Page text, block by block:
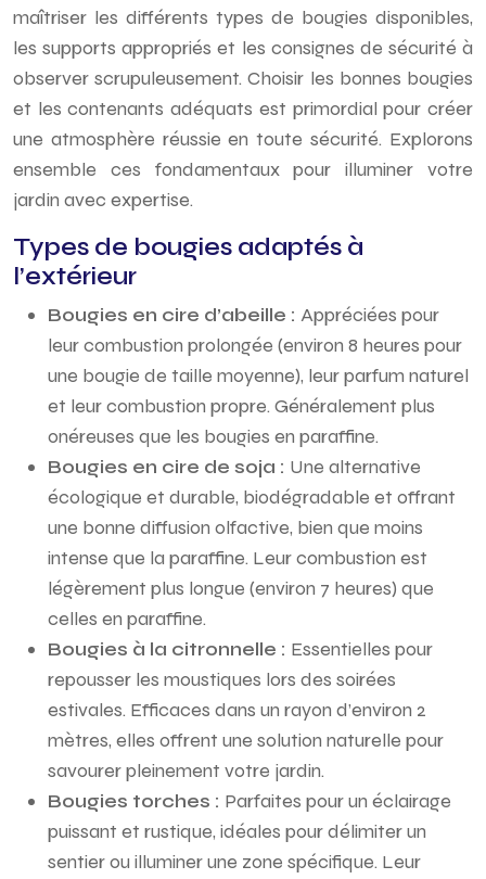
maîtriser les différents types de bougies disponibles,
les supports appropriés et les consignes de sécurité à
observer scrupuleusement. Choisir les bonnes bougies
et les contenants adéquats est primordial pour créer
une atmosphère réussie en toute sécurité. Explorons
ensemble ces fondamentaux pour illuminer votre
jardin avec expertise.
Types de bougies adaptés à
l’extérieur
Bougies en cire d’abeille : Appréciées pour
leur combustion prolongée (environ 8 heures pour
une bougie de taille moyenne), leur parfum naturel
et leur combustion propre. Généralement plus
onéreuses que les bougies en paraffine.
Bougies en cire de soja : Une alternative
écologique et durable, biodégradable et offrant
une bonne diffusion olfactive, bien que moins
intense que la paraffine. Leur combustion est
légèrement plus longue (environ 7 heures) que
celles en paraffine.
Bougies à la citronnelle : Essentielles pour
repousser les moustiques lors des soirées
estivales. Efficaces dans un rayon d’environ 2
mètres, elles offrent une solution naturelle pour
savourer pleinement votre jardin.
Bougies torches : Parfaites pour un éclairage
puissant et rustique, idéales pour délimiter un
sentier ou illuminer une zone spécifique. Leur